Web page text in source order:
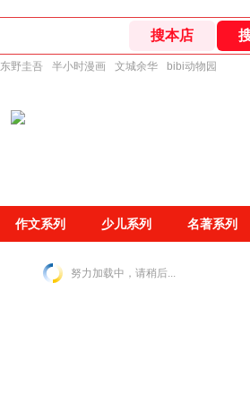
东野圭吾 半小时漫画 文城余华 bibi动物园
作文系列 少儿系列 名著系列
努力加载中，请稍后...